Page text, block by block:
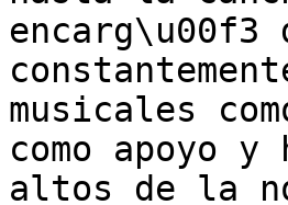
musicales
como apoyo
altos de la